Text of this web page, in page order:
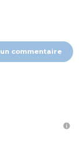
commentaire